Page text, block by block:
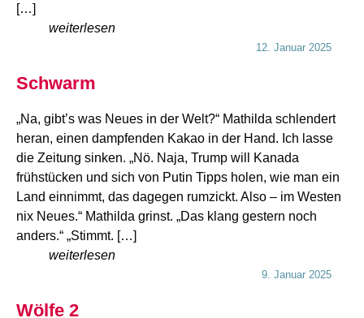
[…]
weiterlesen
12. Januar 2025
Schwarm
„Na, gibt’s was Neues in der Welt?“ Mathilda schlendert
heran, einen dampfenden Kakao in der Hand. Ich lasse
die Zeitung sinken. „Nö. Naja, Trump will Kanada
frühstücken und sich von Putin Tipps holen, wie man ein
Land einnimmt, das dagegen rumzickt. Also – im Westen
nix Neues.“ Mathilda grinst. „Das klang gestern noch
anders.“ „Stimmt. […]
weiterlesen
9. Januar 2025
Wölfe 2